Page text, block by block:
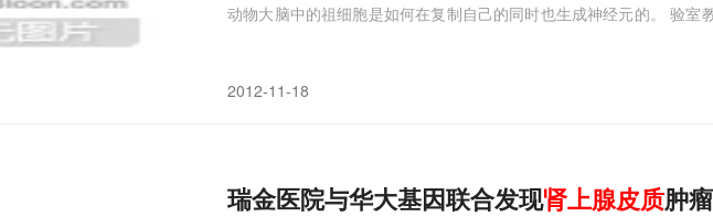
动物大脑中的祖细胞是如何在复制自己的同时也生成神经元的。 验室
2012-11-18
瑞金医院与华大基因联合发现肾上腺皮质肿